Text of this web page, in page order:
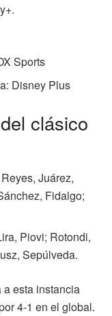
Sports
Disney Plus
clásico
Juárez,
Fidalgo​;
Piovi; Rotondi,
Sepúlveda.
esta instancia
4-1 en el global.